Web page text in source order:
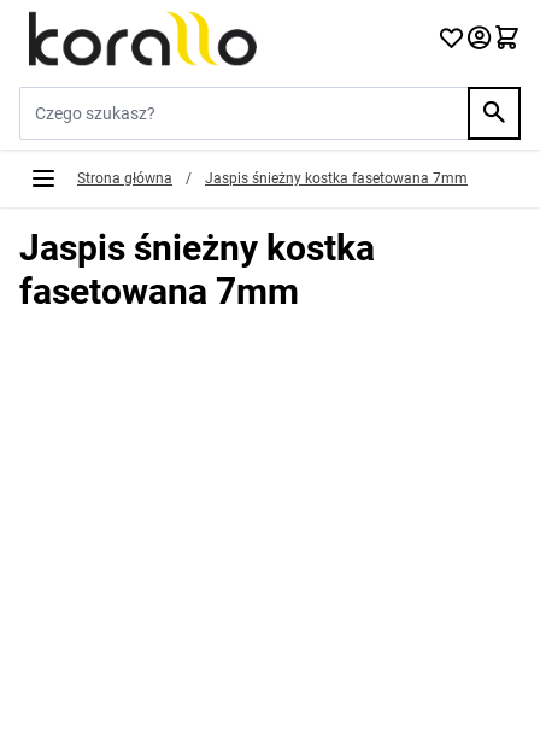
Przejdź do treści
Strona główna / Jaspis śnieżny kostka fasetowana 7mm
Jaspis śnieżny kostka
fasetowana 7mm